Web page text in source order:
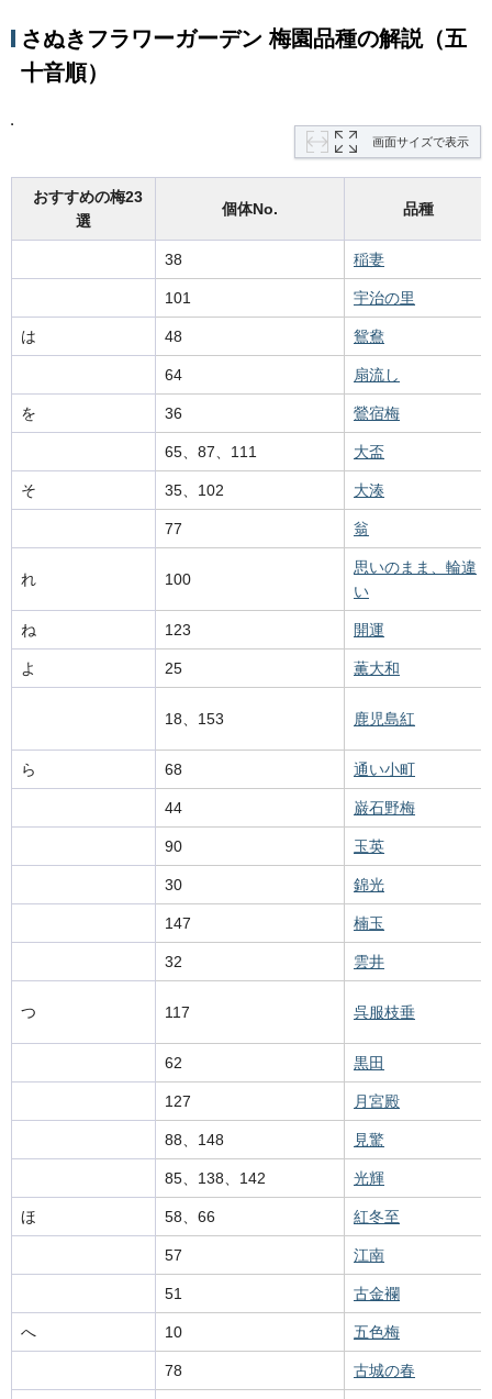
さぬきフラワーガーデン 梅園品種の解説（五
十音順）
画面サイズで表示
おすすめの梅23
選
個体No. 品種
38 稲妻
101 宇治の里
は 48 鴛鴦
64 扇流し
を 36 鶯宿梅
65、87、111 大盃
そ 35、102 大湊
77 翁
れ 100
思いのまま、輪違
い
ね 123 開運
よ 25 薫大和
18、153 鹿児島紅
ら 68 通い小町
44 巌石野梅
90 玉英
30 錦光
147 楠玉
32 雲井
つ 117 呉服枝垂
62 黒田
127 月宮殿
88、148 見驚
85、138、142 光輝
ほ 58、66 紅冬至
57 江南
51 古金襴
へ 10 五色梅
78 古城の春